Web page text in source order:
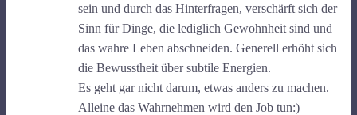
sein und durch das Hinterfragen, verschärft sich der
Sinn für Dinge, die lediglich Gewohnheit sind und
das wahre Leben abschneiden. Generell erhöht sich
die Bewusstheit über subtile Energien.
Es geht gar nicht darum, etwas anders zu machen.
Alleine das Wahrnehmen wird den Job tun:)